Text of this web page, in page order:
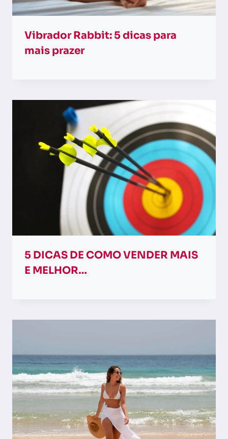
Vibrador Rabbit: 5 dicas para
mais prazer
5 DICAS DE COMO VENDER MAIS
E MELHOR…